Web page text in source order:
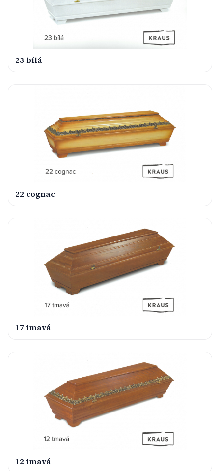
23 bílá
22 cognac
17 tmavá
12 tmavá